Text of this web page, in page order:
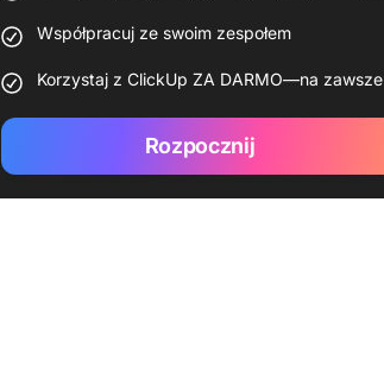
Współpracuj ze swoim zespołem
Korzystaj z ClickUp ZA DARMO—na zawsze
Rozpocznij